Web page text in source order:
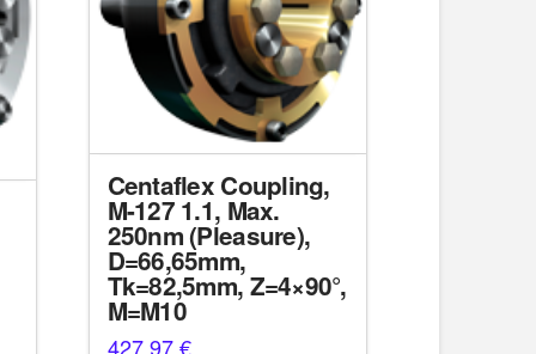
Centaflex Coupling,
M-127 1.1, Max.
250nm (Pleasure),
D=66,65mm,
Tk=82,5mm, Z=4×90°,
M=M10
427,97€